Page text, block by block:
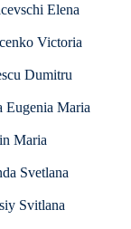
Elena
Victoria
Dumitru
Eugenia Maria
Maria
Svetlana
Svitlana